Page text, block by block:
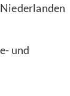
und